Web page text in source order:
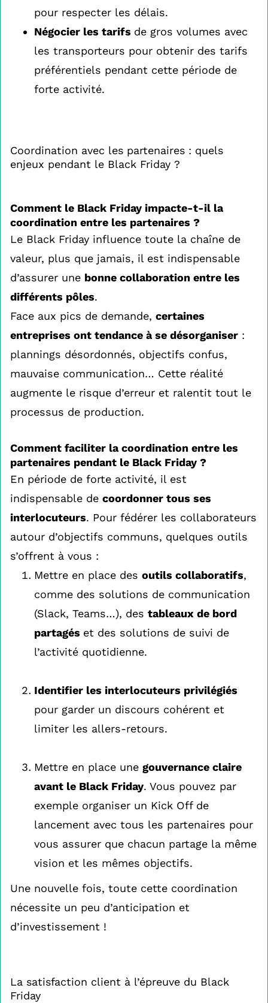
pour respecter les délais.
Négocier les tarifs de gros volumes avec
les transporteurs pour obtenir des tarifs
préférentiels pendant cette période de
forte activité.
Coordination avec les partenaires : quels
enjeux pendant le Black Friday ?
Comment le Black Friday impacte-t-il la
coordination entre les partenaires ?
Le Black Friday influence toute la chaîne de
valeur, plus que jamais, il est indispensable
d’assurer une bonne collaboration entre les
différents pôles.
Face aux pics de demande, certaines
entreprises ont tendance à se désorganiser :
plannings désordonnés, objectifs confus,
mauvaise communication… Cette réalité
augmente le risque d’erreur et ralentit tout le
processus de production.
Comment faciliter la coordination entre les
partenaires pendant le Black Friday ?
En période de forte activité, il est
indispensable de coordonner tous ses
interlocuteurs. Pour fédérer les collaborateurs
autour d’objectifs communs, quelques outils
s’offrent à vous :
Mettre en place des outils collaboratifs,
comme des solutions de communication
(Slack, Teams…), des tableaux de bord
partagés et des solutions de suivi de
l’activité quotidienne.
Identifier les interlocuteurs privilégiés
pour garder un discours cohérent et
limiter les allers-retours.
Mettre en place une gouvernance claire
avant le Black Friday. Vous pouvez par
exemple organiser un Kick Off de
lancement avec tous les partenaires pour
vous assurer que chacun partage la même
vision et les mêmes objectifs.
Une nouvelle fois, toute cette coordination
nécessite un peu d’anticipation et
d’investissement !
La satisfaction client à l’épreuve du Black
Friday